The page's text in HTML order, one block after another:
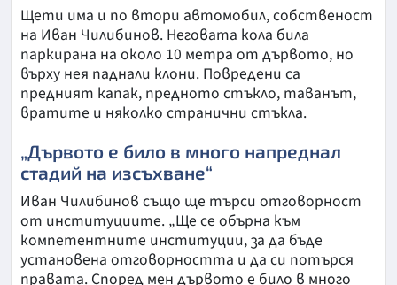
Щети има и по втори автомобил, собственост
на Иван Чилибинов. Неговата кола била
паркирана на около 10 метра от дървото, но
върху нея паднали клони. Повредени са
предният капак, предното стъкло, таванът,
вратите и няколко странични стъкла.
„Дървото е било в много напреднал
стадий на изсъхване“
Иван Чилибинов също ще търси отговорност
от институциите. „Ще се обърна към
компетентните институции, за да бъде
установена отговорността и да си потърся
правата. Според мен дървото е било в много